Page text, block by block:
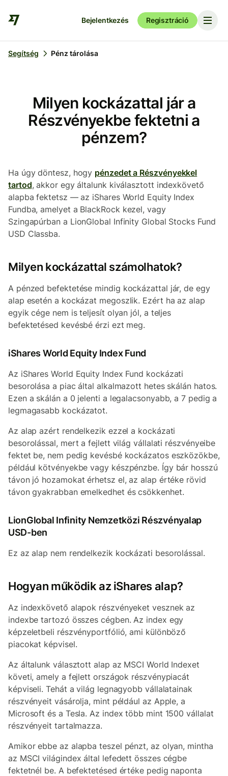
Bejelentkezés Regisztráció
Segítség Pénz tárolása
Milyen kockázattal jár a
Részvényekbe fektetni a
pénzem?
Ha úgy döntesz, hogy pénzedet a Részvényekkel
tartod, akkor egy általunk kiválasztott indexkövető
alapba fektetsz — az iShares World Equity Index
Fundba, amelyet a BlackRock kezel, vagy
Szingapúrban a LionGlobal Infinity Global Stocks Fund
USD Classba.
Milyen kockázattal számolhatok?
A pénzed befektetése mindig kockázattal jár, de egy
alap esetén a kockázat megoszlik. Ezért ha az alap
egyik cége nem is teljesít olyan jól, a teljes
befektetésed kevésbé érzi ezt meg.
iShares World Equity Index Fund
Az iShares World Equity Index Fund kockázati
besorolása a piac által alkalmazott hetes skálán hatos.
Ezen a skálán a 0 jelenti a legalacsonyabb, a 7 pedig a
legmagasabb kockázatot.
Az alap azért rendelkezik ezzel a kockázati
besorolással, mert a fejlett világ vállalati részvényeibe
fektet be, nem pedig kevésbé kockázatos eszközökbe,
például kötvényekbe vagy készpénzbe. Így bár hosszú
távon jó hozamokat érhetsz el, az alap értéke rövid
távon gyakrabban emelkedhet és csökkenhet.
LionGlobal Infinity Nemzetközi Részvényalap
USD-ben
Ez az alap nem rendelkezik kockázati besorolással.
Hogyan működik az iShares alap?
Az indexkövető alapok részvényeket vesznek az
indexbe tartozó összes cégben. Az index egy
képzeletbeli részvényportfólió, ami különböző
piacokat képvisel.
Az általunk választott alap az MSCI World Indexet
követi, amely a fejlett országok részvénypiacát
képviseli. Tehát a világ legnagyobb vállalatainak
részvényeit vásárolja, mint például az Apple, a
Microsoft és a Tesla. Az index több mint 1500 vállalat
részvényeit tartalmazza.
Amikor ebbe az alapba teszel pénzt, az olyan, mintha
az MSCI világindex által lefedett összes cégbe
fektetnél be. A befektetésed értéke pedig naponta